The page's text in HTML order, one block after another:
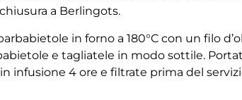
a Berlingots.
in forno a 180°C con un filo
e tagliatele in modo sottile.
in infusione 4 ore e filtrate prima del